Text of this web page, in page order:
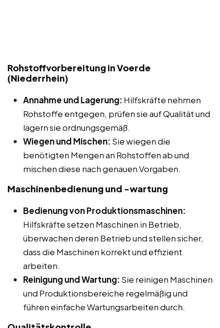
Rohstoffvorbereitung in Voerde
(Niederrhein)
Annahme und Lagerung: Hilfskräfte nehmen
Rohstoffe entgegen, prüfen sie auf Qualität und
lagern sie ordnungsgemäß.
Wiegen und Mischen: Sie wiegen die
benötigten Mengen an Rohstoffen ab und
mischen diese nach genauen Vorgaben.
Maschinenbedienung und -wartung
Bedienung von Produktionsmaschinen:
Hilfskräfte setzen Maschinen in Betrieb,
überwachen deren Betrieb und stellen sicher,
dass die Maschinen korrekt und effizient
arbeiten.
Reinigung und Wartung: Sie reinigen Maschinen
und Produktionsbereiche regelmäßig und
führen einfache Wartungsarbeiten durch.